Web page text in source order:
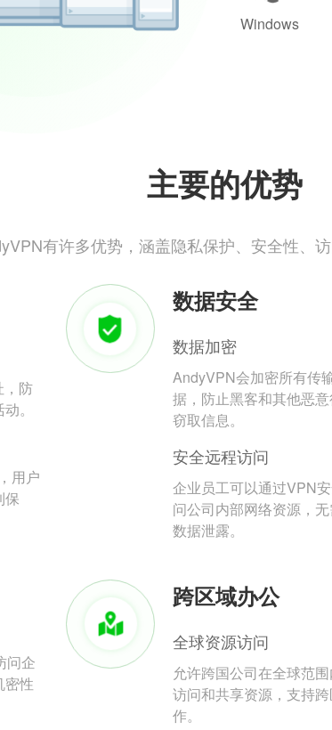
Windows
主要的优势
有许多优势，涵盖隐私保护、安全性、
，防
。
用户
保
数据安全
数据加密
AndyVPN会加密所有传
据，防止黑客和其他恶
窃取信息。
安全远程访问
企业员工可以通过VPN
问公司内部网络资源，
数据泄露。
问企
密性
跨区域办公
全球资源访问
允许跨国公司在全球范
访问和共享资源，支持
作。